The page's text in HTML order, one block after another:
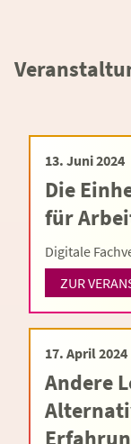
13. Juni 2024
Die
für
Digitale
ZUR
17. April 2024
Andere